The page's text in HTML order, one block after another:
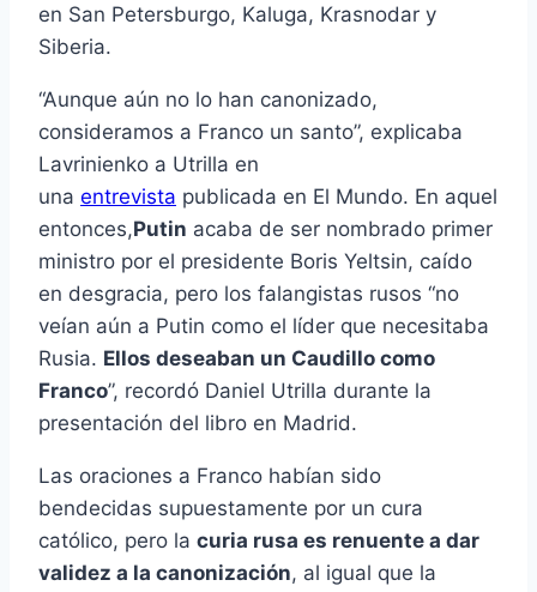
en San Petersburgo, Kaluga, Krasnodar y
Siberia.
“Aunque aún no lo han canonizado,
consideramos a Franco un santo”, explicaba
Lavrinienko a Utrilla en
una entrevista publicada en El Mundo. En aquel
entonces,Putin acaba de ser nombrado primer
ministro por el presidente Boris Yeltsin, caído
en desgracia, pero los falangistas rusos “no
veían aún a Putin como el líder que necesitaba
Rusia. Ellos deseaban un Caudillo como
Franco”, recordó Daniel Utrilla durante la
presentación del libro en Madrid.
Las oraciones a Franco habían sido
bendecidas supuestamente por un cura
católico, pero la curia rusa es renuente a dar
validez a la canonización, al igual que la